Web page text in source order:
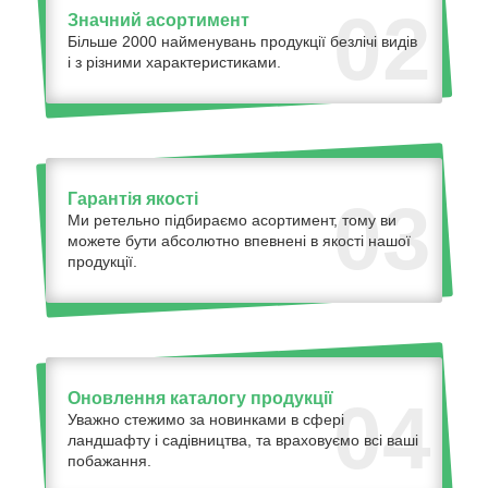
02
Значний асортимент
Більше 2000 найменувань продукції безлічі видів
і з різними характеристиками.
03
Гарантія якості
Ми ретельно підбираємо асортимент, тому ви
можете бути абсолютно впевнені в якості нашої
продукції.
04
Оновлення каталогу продукції
Уважно стежимо за новинками в сфері
ландшафту і садівництва, та враховуємо всі ваші
побажання.